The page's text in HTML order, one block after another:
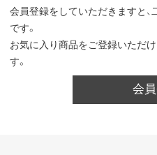
会員登録をしていただきますと
です。
お気に入り商品をご登録いただ
す。
会